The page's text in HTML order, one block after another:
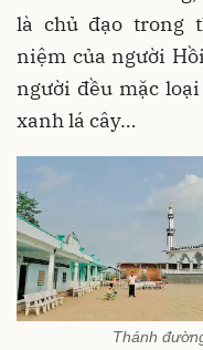
là chủ đạo trong
niệm của người
người đều mặc
xanh lá cây…
Thánh